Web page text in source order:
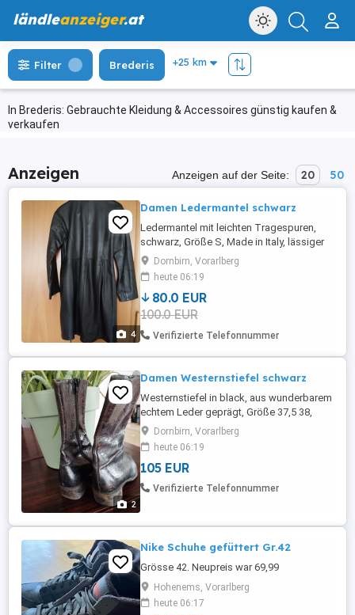
ländleanzeiger.at
In Brederis: Gebrauchte Kleidung & Accessoires günstig kaufen &
verkaufen
Filter Brederis
Anzeigen Anzeigen auf der Seite: 20 50
4
Damen Ledermantel schwarz
Ledermantel mit leichten Tragespuren,
schwarz, Größe S, Made in Italy, lässiger
Schnitt tailliert
Dornbirn, Vorarlberg
heute 06:19
80.0 EUR
100.0 EUR
Verifizierte Telefonnummer
2
Damen Westernstiefel schwarz
Westernstiefel in black, aus wunderbarem
echtem Leder geprägt, Größe 37,5 38,
getragen
Dornbirn, Vorarlberg
heute 06:19
105 EUR
Verifizierte Telefonnummer
Nike Schuhe gefüttert Gr.42
Grösse 42. Neupreis war 69,99
Hohenems, Vorarlberg
heute 06:17